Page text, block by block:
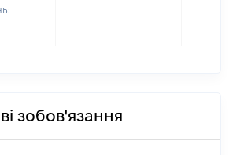
зобов'язання